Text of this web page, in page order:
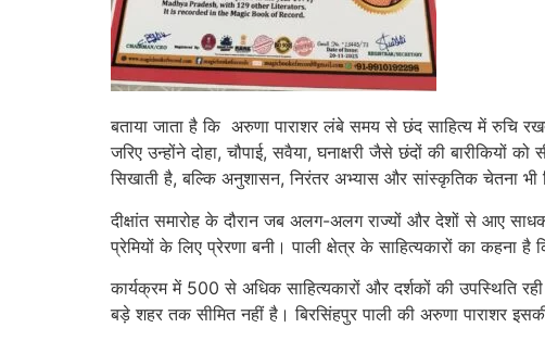
बताया जाता है कि अरुणा पाराशर लंबे समय से छंद साहित्य में रुचि
जरिए उन्होंने दोहा, चौपाई, सवैया, घनाक्षरी जैसे छंदों की
सिखाती है, बल्कि अनुशासन, निरंतर अभ्यास और सांस्कृतिक चेतना भी
दीक्षांत समारोह के दौरान जब अलग-अलग राज्यों और देशों से आए
प्रेमियों के लिए प्रेरणा बनी। पाली क्षेत्र के साहित्यकारों का कहना
कार्यक्रम में 500 से अधिक साहित्यकारों और दर्शकों की उपस्थिति
बड़े शहर तक सीमित नहीं है। बिरसिंहपुर पाली की अरुणा पाराशर